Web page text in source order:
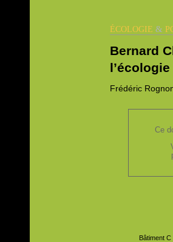
ÉCOLOGIE&
Bernard
Frédéric
Ce
Bâtiment